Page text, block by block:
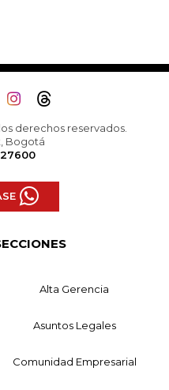
derechos reservados.
Bogotá
Alta Gerencia
Asuntos Legales
Comunidad Empresarial